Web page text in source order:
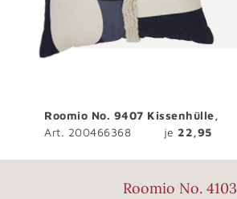
Roomio No. 9407 Kissenhülle,
Art. 200466368 je 22,95
Roomio No. 4103